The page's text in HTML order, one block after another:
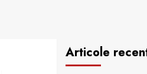
Articole